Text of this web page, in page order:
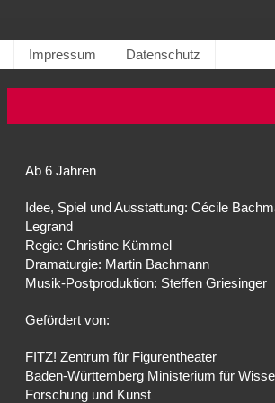
Impressum Datenschutz
Ab 6 Jahren
Idee, Spiel und Ausstattung: Cécile
Legrand
Regie: Christine Kümmel
Dramaturgie: Martin Bachmann
Musik-Postproduktion: Steffen Griesinger
Gefördert von:
FITZ! Zentrum für Figurentheater
Baden-Württemberg Ministerium für
Forschung und Kunst